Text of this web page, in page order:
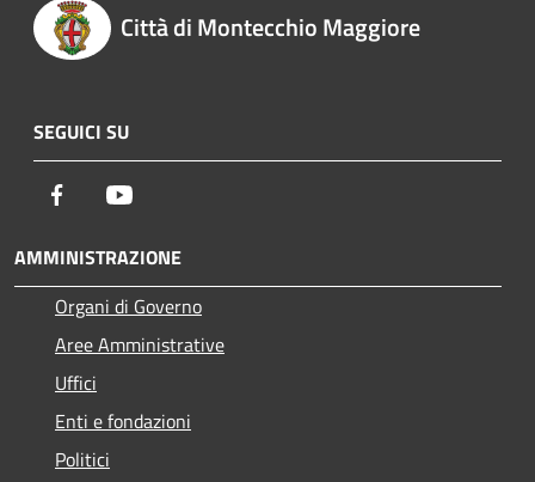
Città di Montecchio Maggiore
SEGUICI SU
Facebook
AMMINISTRAZIONE
Organi di Governo
Aree Amministrative
Uffici
Enti e fondazioni
Politici